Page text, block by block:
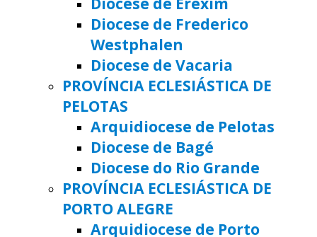
Diocese de Frederico
Westphalen
Diocese de Vacaria
PROVÍNCIA ECLESIÁSTICA DE
PELOTAS
Arquidiocese de Pelotas
Diocese de Bagé
Diocese do Rio Grande
PROVÍNCIA ECLESIÁSTICA DE
PORTO ALEGRE
Arquidiocese de Porto